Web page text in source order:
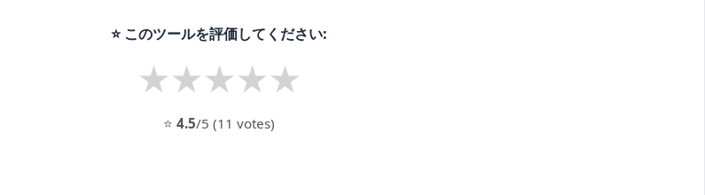
⭐ このツールを評価してください:
★★★★★
⭐ 4.5/5 (11 votes)